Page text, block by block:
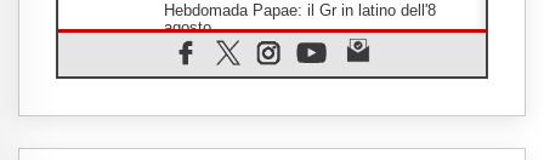
Hebdomada Papae: il Gr in latino dell'8
agosto
08.08.2026
Spin Time, Reina: Cristo non abita nei
senzatetto
08.08.2026